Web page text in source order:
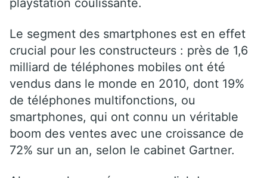
playstation coulissante.
Le segment des smartphones est en effet
crucial pour les constructeurs : près de 1,6
milliard de téléphones mobiles ont été
vendus dans le monde en 2010, dont 19%
de téléphones multifonctions, ou
smartphones, qui ont connu un véritable
boom des ventes avec une croissance de
72% sur un an, selon le cabinet Gartner.